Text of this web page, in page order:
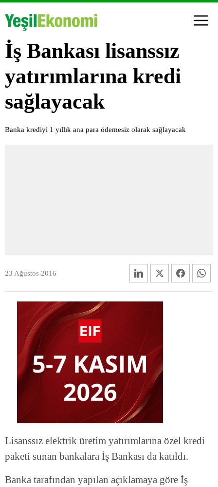
İş Bankası lisanssız
yatırımlarına kredi
sağlayacak
Banka krediyi 1 yıllık ana para ödemesiz olarak sağlayacak
23 Ağustos 2016
Lisanssız elektrik üretim yatırımlarına özel kredi
paketi sunan bankalara İş Bankası da katıldı.
Banka tarafından yapılan açıklamaya göre İş